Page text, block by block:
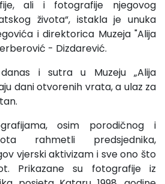
ali i fotografije njegovog
života“, istakla je unuka
i direktorica Muzeja "Alija
- Dizdarević.
i sutra u Muzeju „Alija
dani otvorenih vrata, a ulaz za
osim porodičnog i
rahmetli predsjednika,
vjerski aktivizam i sve ono što
Prikazane su fotografije iz